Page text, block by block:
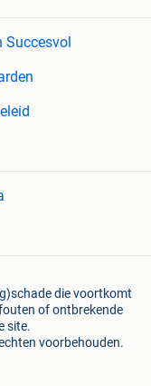
Succesvol
die voortkomt
of ontbrekende
site.
voorbehouden.